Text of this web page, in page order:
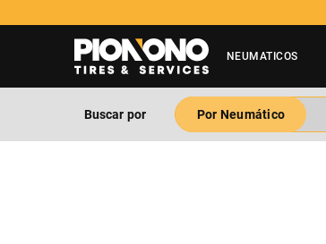
NEUMATICOS
Buscar por Por Neumático